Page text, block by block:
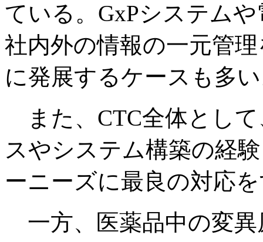
ている。GxPシステム
社内外の情報の一元管
に発展するケースも多
また、CTC全体とし
スやシステム構築の経
ーニーズに最良の対応
一方、医薬品中の変異